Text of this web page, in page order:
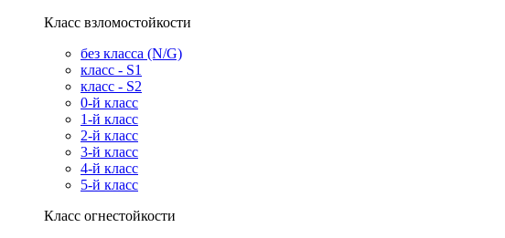
Класс взломостойкости
без класса (N/G)
класс - S1
класс - S2
0-й класс
1-й класс
2-й класс
3-й класс
4-й класс
5-й класс
Класс огнестойкости